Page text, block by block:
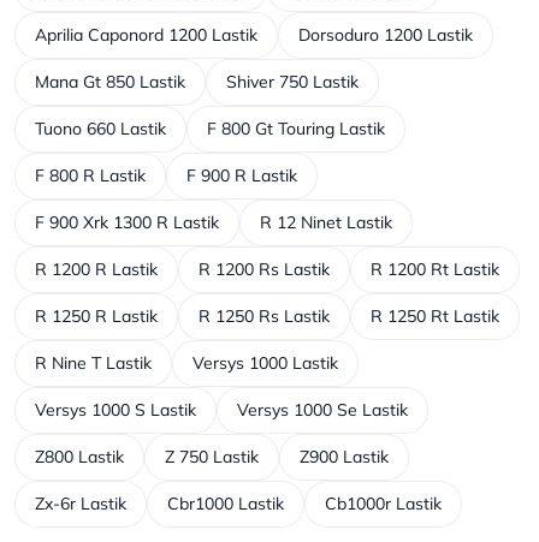
Aprilia Caponord 1200 Lastik Dorsoduro 1200 Lastik
Mana Gt 850 Lastik Shiver 750 Lastik
Tuono 660 Lastik F 800 Gt Touring Lastik
F 800 R Lastik F 900 R Lastik
F 900 Xrk 1300 R Lastik R 12 Ninet Lastik
R 1200 R Lastik R 1200 Rs Lastik R 1200 Rt Lastik
R 1250 R Lastik R 1250 Rs Lastik R 1250 Rt Lastik
R Nine T Lastik Versys 1000 Lastik
Versys 1000 S Lastik Versys 1000 Se Lastik
Z800 Lastik Z 750 Lastik Z900 Lastik
Zx-6r Lastik Cbr1000 Lastik Cb1000r Lastik